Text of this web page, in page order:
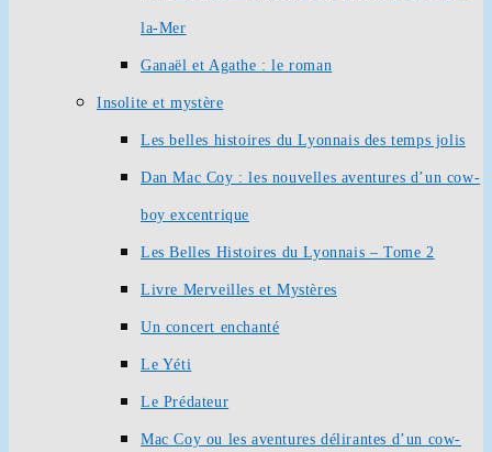
la-Mer
Ganaël et Agathe : le roman
Insolite et mystère
Les belles histoires du Lyonnais des temps jolis
Dan Mac Coy : les nouvelles aventures d’un cow-
boy excentrique
Les Belles Histoires du Lyonnais – Tome 2
Livre Merveilles et Mystères
Un concert enchanté
Le Yéti
Le Prédateur
Mac Coy ou les aventures délirantes d’un cow-